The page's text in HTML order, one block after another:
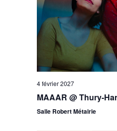
4 février 2027
MAAAR @ Thury-
Salle Robert Métairie